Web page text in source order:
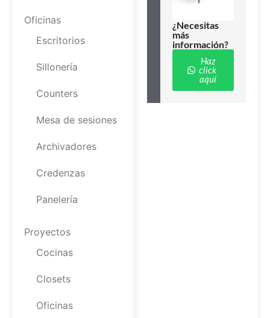
Oficinas
Escritorios
Sillonería
Counters
Mesa de sesiones
Archivadores
Credenzas
Panelería
Proyectos
Cocinas
Closets
Oficinas
¿Necesitas
más
información?
Haz
click
aquí